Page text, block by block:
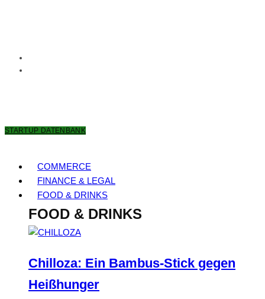
STARTUP DATENBANK
COMMERCE
FINANCE & LEGAL
FOOD & DRINKS
FOOD & DRINKS
Chilloza: Ein Bambus-Stick gegen
Heißhunger